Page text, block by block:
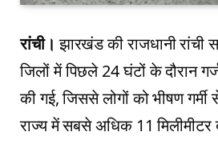
रांची। झारखंड की राजधानी रांची
जिलों में पिछले 24 घंटों के दौरान
की गई, जिससे लोगों को भीषण
राज्य में सबसे अधिक 11 मिलीमीटर